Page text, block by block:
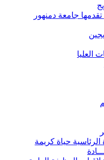
تقدمها جامعة دمنهور
العليا
الرئاسية حياة كريمة